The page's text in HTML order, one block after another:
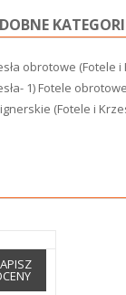
obrotowe (Fotele i
1) Fotele
(Fotele i